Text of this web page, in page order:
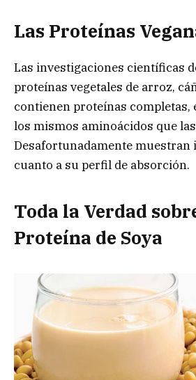
Las Proteínas
Las investigaciones científicas
proteínas vegetales de arroz,
contienen proteínas completas,
los mismos aminoácidos que
Desafortunadamente
cuanto a su perfil de absorción.
Toda la Verdad
Proteína de Soya